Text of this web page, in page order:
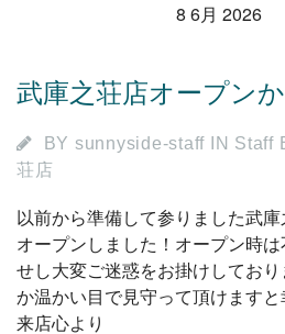
8 6月 2026
武庫之荘店オープンか
BY sunnyside-staff IN Staff
荘店
以前から準備して参りました武
オープンしました！オープン時
せし大変ご迷惑をお掛けしてお
か温かい目で見守って頂けます
来店心より